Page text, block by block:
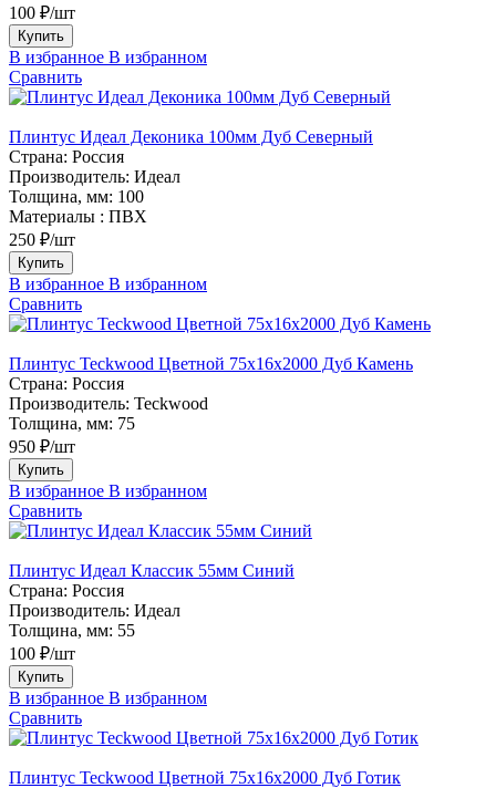
100 ₽/шт
Купить
В избранное В избранном
Сравнить
Плинтус Идеал Деконика 100мм Дуб Северный
Страна: Россия
Производитель: Идеал
Толщина, мм: 100
Материалы : ПВХ
250 ₽/шт
Купить
В избранное В избранном
Сравнить
Плинтус Teckwood Цветной 75х16х2000 Дуб Камень
Страна: Россия
Производитель: Teckwood
Толщина, мм: 75
950 ₽/шт
Купить
В избранное В избранном
Сравнить
Плинтус Идеал Классик 55мм Синий
Страна: Россия
Производитель: Идеал
Толщина, мм: 55
100 ₽/шт
Купить
В избранное В избранном
Сравнить
Плинтус Teckwood Цветной 75х16х2000 Дуб Готик